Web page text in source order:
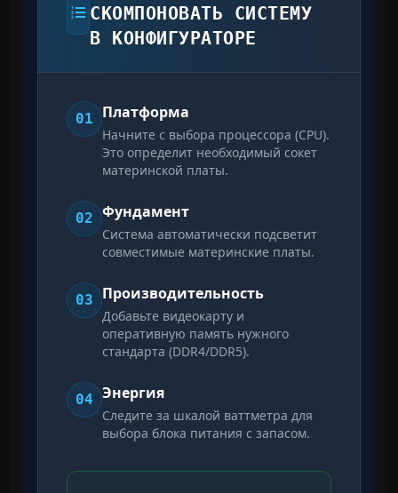
СКОМПОНОВАТЬ СИСТЕМУ
В КОНФИГУРАТОРЕ
01 Платформа
Начните с выбора процессора (CPU).
Это определит необходимый сокет
материнской платы.
02 Фундамент
Система автоматически подсветит
совместимые материнские платы.
03 Производительность
Добавьте видеокарту и
оперативную память нужного
стандарта (DDR4/DDR5).
04 Энергия
Следите за шкалой ваттметра для
выбора блока питания с запасом.